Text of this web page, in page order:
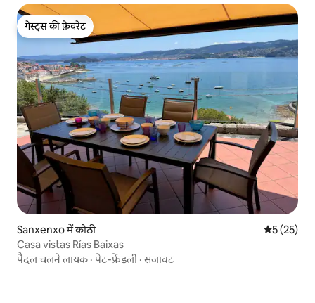
गेस्ट्स की फ़ेवरेट
गेस्ट्स की फ़ेवरेट
Sanxenxo में कोठी औसत रेटिंग
5 (25)
Casa vistas Rías Baixas
पैदल चलने लायक·पेट-फ्रेंडली ·सजावट